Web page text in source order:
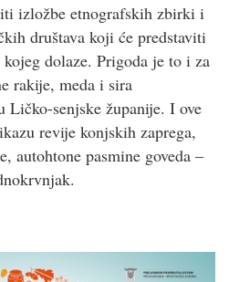
izložbe etnografskih zbirki i
društava koji će predstaviti
dolaze. Prigoda je to i za
rakije, meda i sira
Ličko-senjske županije. I ove
revije konjskih zaprega,
autohtone pasmine goveda –